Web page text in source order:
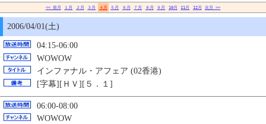
<< 前月 １月 ２月 ３月 ４月 ５月 ６月 ７月 ８月 ９月 10月 11月 12月 次月 >>
2006/04/01(土)
04:15-06:00
WOWOW
インファナル・アフェア (02香港)
[字幕][ＨＶ][５．１]
06:00-08:00
WOWOW